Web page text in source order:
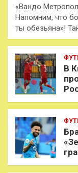
«Вандо
Напомним, что
ты обезьяна»!
В